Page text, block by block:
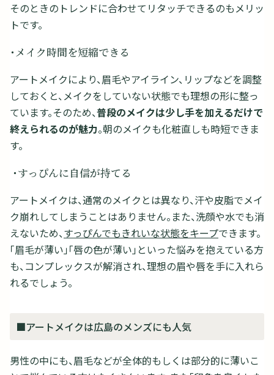
そのときのトレンドに合わせてリタッチできるのもメリッ
トです。
・メイク時間を短縮できる
アートメイクにより、眉毛やアイライン、リップなどを調整
しておくと、メイクをしていない状態でも理想の形に整っ
ています。そのため、普段のメイクは少し手を加えるだけで
終えられるのが魅力。朝のメイクも化粧直しも時短できま
す。
・すっぴんに自信が持てる
アートメイクは、通常のメイクとは異なり、汗や皮脂でメイ
ク崩れしてしまうことはありません。また、洗顔や水でも消
えないため、すっぴんでもきれいな状態をキープできます。
「眉毛が薄い」「唇の色が薄い」といった悩みを抱えている方
も、コンプレックスが解消され、理想の眉や唇を手に入れら
れるでしょう。
■アートメイクは広島のメンズにも人気
男性の中にも、眉毛などが全体的もしくは部分的に薄いこ